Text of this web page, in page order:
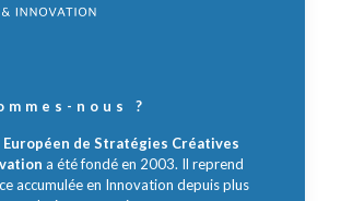
nous ?
Européen de Stratégies Créatives
a été fondé en 2003. Il reprend
accumulée en Innovation depuis plus